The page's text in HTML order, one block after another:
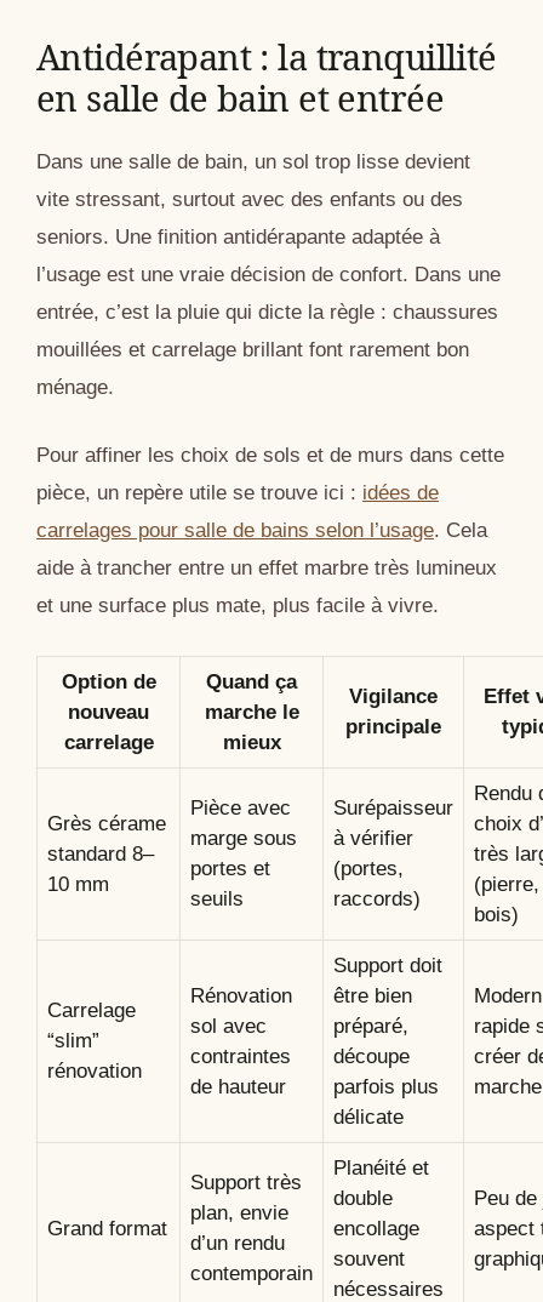
Antidérapant : la tranquillité
en salle de bain et entrée
Dans une salle de bain, un sol trop lisse devient
vite stressant, surtout avec des enfants ou des
seniors. Une finition antidérapante adaptée à
l’usage est une vraie décision de confort. Dans une
entrée, c’est la pluie qui dicte la règle : chaussures
mouillées et carrelage brillant font rarement bon
ménage.
Pour affiner les choix de sols et de murs dans cette
pièce, un repère utile se trouve ici : idées de
carrelages pour salle de bains selon l’usage. Cela
aide à trancher entre un effet marbre très lumineux
et une surface plus mate, plus facile à vivre.
Option de
nouveau
carrelage
Quand ça
marche le
mieux
Vigilance
principale
Effet
Grès cérame
standard 8–
10 mm
Pièce avec
marge sous
portes et
seuils
Surépaisseur
à vérifier
(portes,
raccords)
Rendu
choix
très
bois)
Carrelage
“slim”
rénovation
Rénovation
sol avec
contraintes
de hauteur
Support doit
être bien
préparé,
découpe
parfois plus
délicate
rapide
créer
marche
Grand format
Support très
plan, envie
d’un rendu
contemporain
Planéité et
double
encollage
souvent
nécessaires
Peu
aspect